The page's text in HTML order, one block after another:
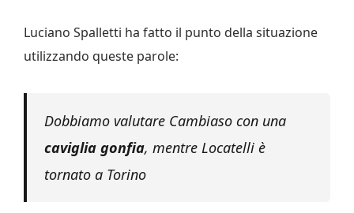
Luciano Spalletti ha fatto il punto della situazione
utilizzando queste parole:
Dobbiamo valutare Cambiaso con una
caviglia gonfia, mentre Locatelli è
tornato a Torino